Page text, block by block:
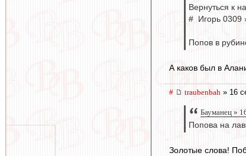
Вернуться к
# Игорь 0309
Попов в
А каков был в
# traubenbah » 16
Бауманец »
Попова на
Золотые слова!